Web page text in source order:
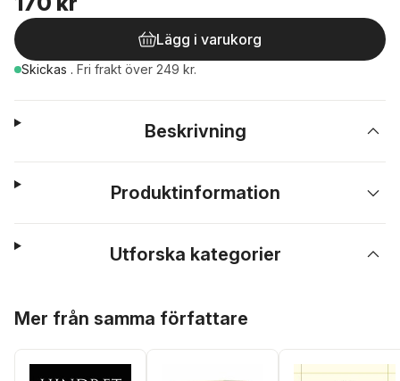
Lägg i varukorg
Skickas . Fri frakt över 249 kr.
Beskrivning
Produktinformation
Utforska kategorier
Mer från samma författare